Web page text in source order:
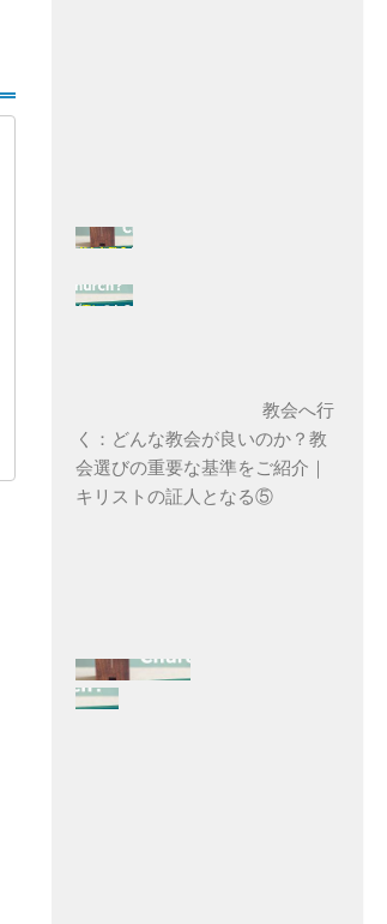
教会へ行
く：どんな教会が良いのか？教
会選びの重要な基準をご紹介｜
キリストの証人となる⑤